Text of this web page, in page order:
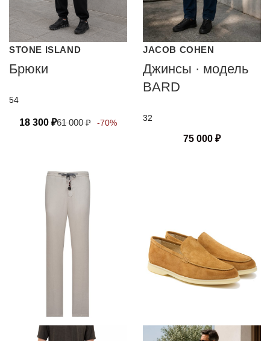
STONE ISLAND
Брюки
54
18 300 ₽61 000₽ -70%
JACOB COHEN
Джинсы · модель
BARD
32
75 000 ₽